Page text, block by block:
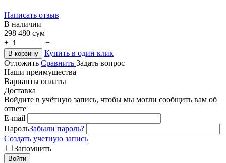
Написать отзыв
В наличии
298 480 сум
+
−
В корзину
Купить в один клик
Отложить Сравнить Задать вопрос
Наши преимущества
Варианты оплаты
Доставка
Войдите в учётную запись, чтобы мы могли сообщить вам об
ответе
E-mail
ПарольЗабыли пароль?
Создать учетную запись
Запомнить
Войти